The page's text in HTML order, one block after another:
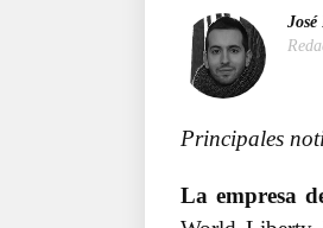
José
Principales
La empresa